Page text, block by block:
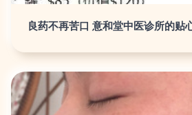
良药不再苦口 意和堂中医诊所的贴